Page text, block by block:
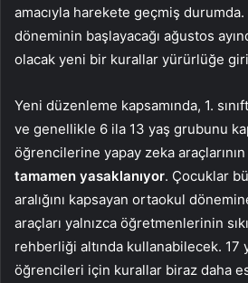
amacıyla harekete geçmiş
döneminin başlayacağı ağustos
olacak yeni bir kurallar yürürlüğe
Yeni düzenleme kapsamında, 1.
ve genellikle 6 ila 13 yaş grubunu
öğrencilerine yapay zeka araçlarının
tamamen yasaklanıyor. Çocuklar
aralığını kapsayan ortaokul
araçları yalnızca öğretmenlerinin
rehberliği altında kullanabilecek. 17
öğrencileri için kurallar biraz daha